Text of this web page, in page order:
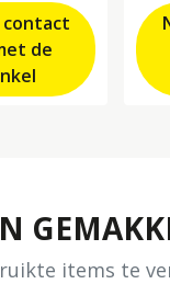
contact
de
items te